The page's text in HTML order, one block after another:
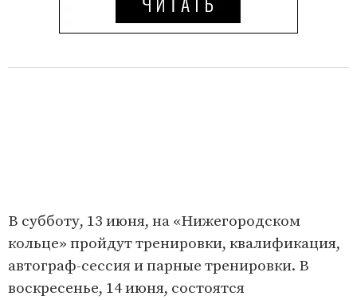
В субботу, 13 июня, на «Нижегородском
кольце» пройдут тренировки, квалификация,
автограф-сессия и парные тренировки. В
воскресенье, 14 июня, состоятся